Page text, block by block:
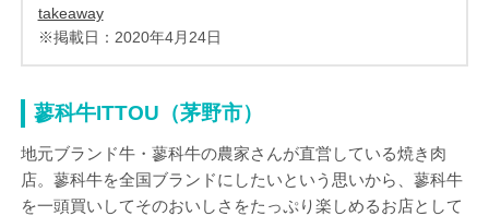
takeaway
※掲載日：2020年4月24日
蓼科牛ITTOU（茅野市）
地元ブランド牛・蓼科牛の農家さんが直営している焼き肉
店。蓼科牛を全国ブランドにしたいという思いから、蓼科牛
を一頭買いしてそのおいしさをたっぷり楽しめるお店として